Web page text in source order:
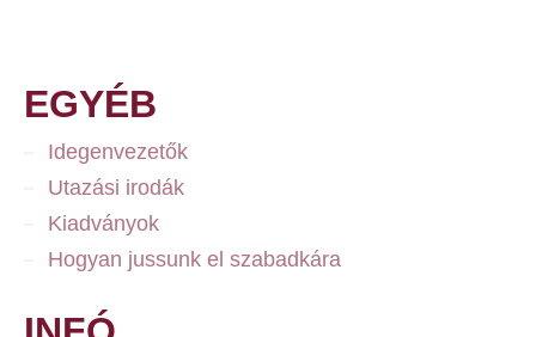
EGYÉB
Idegenvezetők
Utazási irodák
Kiadványok
Hogyan jussunk el szabadkára